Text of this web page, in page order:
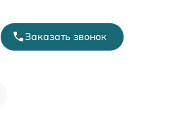
Заказать звонок